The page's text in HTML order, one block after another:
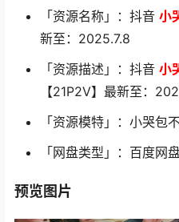
「资源名称」：抖音 小
新至：2025.7.8
「资源描述」：抖音 小
【21P2V】最新至：
「资源模特」：小哭包
「网盘类型」：百度网
预览图片